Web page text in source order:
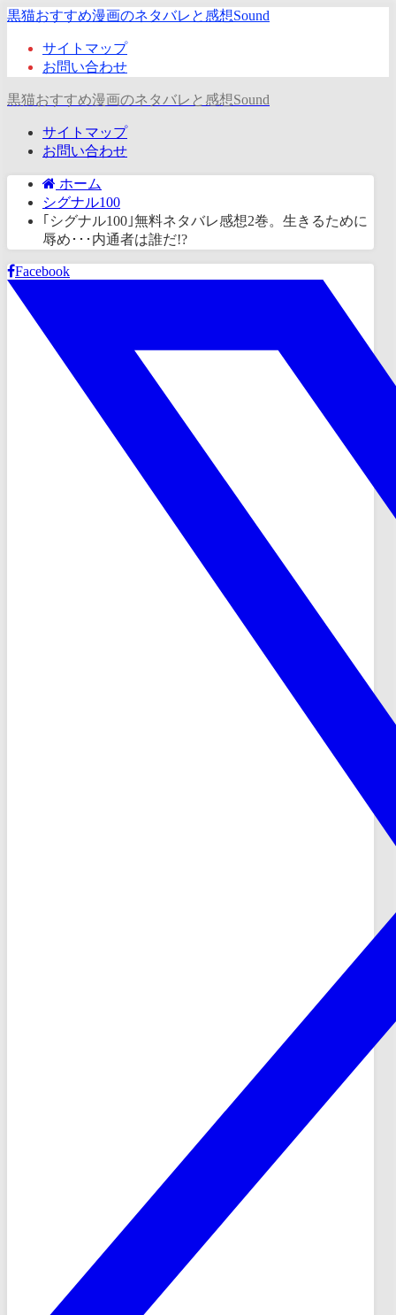
黒猫おすすめ漫画のネタバレと感想Sound
サイトマップ
お問い合わせ
黒猫おすすめ漫画のネタバレと感想Sound
サイトマップ
お問い合わせ
ホーム
シグナル100
｢シグナル100｣無料ネタバレ感想2巻。生きるために
辱め･･･内通者は誰だ!?
Facebook